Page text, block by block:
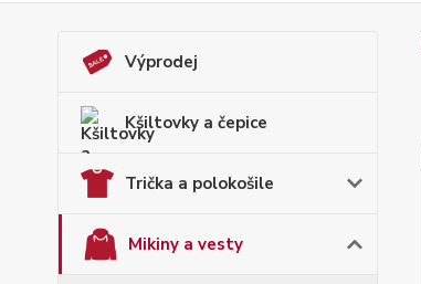
Výprodej
Kšiltovky a čepice
Trička a polokošile
Mikiny a vesty